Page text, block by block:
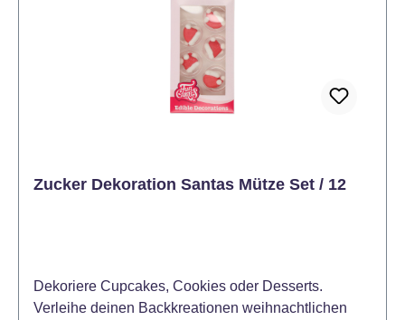
Zucker Dekoration Santas Mütze Set / 12
Dekoriere Cupcakes, Cookies oder Desserts.
Verleihe deinen Backkreationen weihnachtlichen